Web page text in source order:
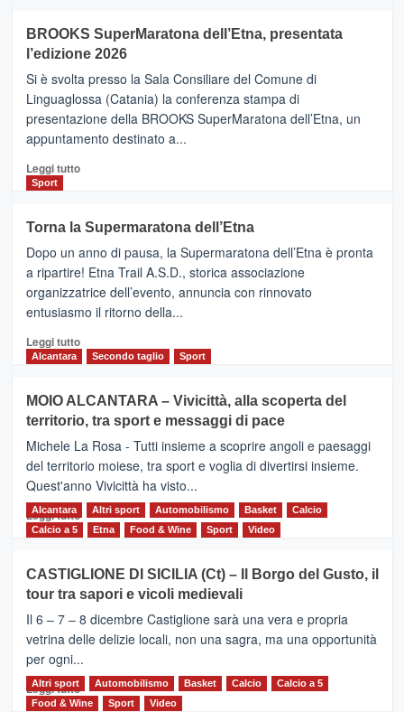
con
la
Al
via
i
collegamenti
BROOKS SuperMaratona dell’Etna, presentata
l’edizione 2026
Si è svolta presso la Sala Consiliare del Comune di
Linguaglossa (Catania) la conferenza stampa di
presentazione della BROOKS SuperMaratona dell’Etna, un
appuntamento destinato a...
Leggi tuttoLeggi
BROOKS
SuperMaratona
dell’Etna,
presentata
l’edizione
2026
Sport
Torna la Supermaratona dell’Etna
Dopo un anno di pausa, la Supermaratona dell’Etna è pronta
a ripartire! Etna Trail A.S.D., storica associazione
organizzatrice dell’evento, annuncia con rinnovato
entusiasmo il ritorno della...
Leggi tuttoLeggi
Torna
la
Supermaratona
dell’Etna
Alcantara Secondo taglio Sport
MOIO ALCANTARA – Vivicittà, alla scoperta del
territorio, tra sport e messaggi di pace
Michele La Rosa - Tutti insieme a scoprire angoli e paesaggi
del territorio moiese, tra sport e voglia di divertirsi insieme.
Quest'anno Vivicittà ha visto...
Leggi tutto Leggi
MOIO
ALCANTARA
–
Vivicittà,
alla
scoperta
del
territorio,
Alcantara Altri sport Automobilismo Basket
Calcio
Calcio a 5
Etna Food & Wine Sport Video
CASTIGLIONE DI SICILIA (Ct) – Il Borgo del Gusto, il
tour tra sapori e vicoli medievali
Il 6 – 7 – 8 dicembre Castiglione sarà una vera e propria
vetrina delle delizie locali, non una sagra, ma una opportunità
per ogni...
Leggi tuttoLeggi
di
Altri sport Automobilismo Basket Calcio
Calcio a 5
Food & Wine
Sport Video